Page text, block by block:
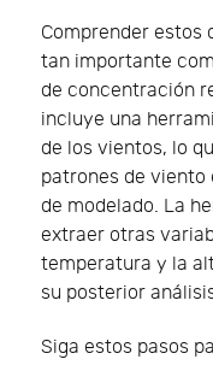
Comprender estos
tan importante
de concentración
incluye una
de los vientos, lo
patrones de viento
de modelado. La
extraer otras
temperatura y la
su posterior
Siga estos pasos